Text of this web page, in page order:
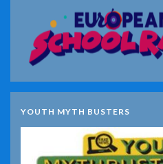
YOUTH MYTH BUSTERS